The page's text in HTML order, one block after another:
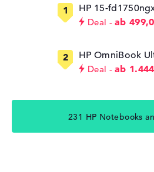
HP 15-
Deal ab
HP OmniBook
Deal ab
231 HP Notebooks